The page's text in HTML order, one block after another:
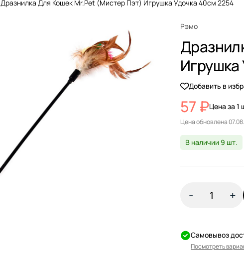
Дразнилка Для Кошек Mr.Pet (Мистер Пэт) Игрушка Удочка 40см 2254
Рэмо
Игрушка
Добавить в
57 ₽Цена за 1
Цена обновлена
В наличии 9 шт.
- +
Самовывоз
Посмотреть